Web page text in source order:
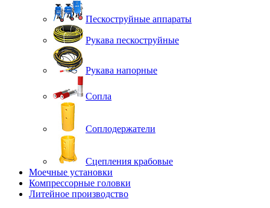
Пескоструйные аппараты
Рукава пескоструйные
Рукава напорные
Сопла
Соплодержатели
Сцепления крабовые
Моечные установки
Компрессорные головки
Литейное производство